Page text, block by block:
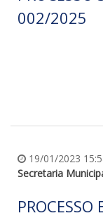
002/2025
19/01/2023
Secretaria
PROCESSO